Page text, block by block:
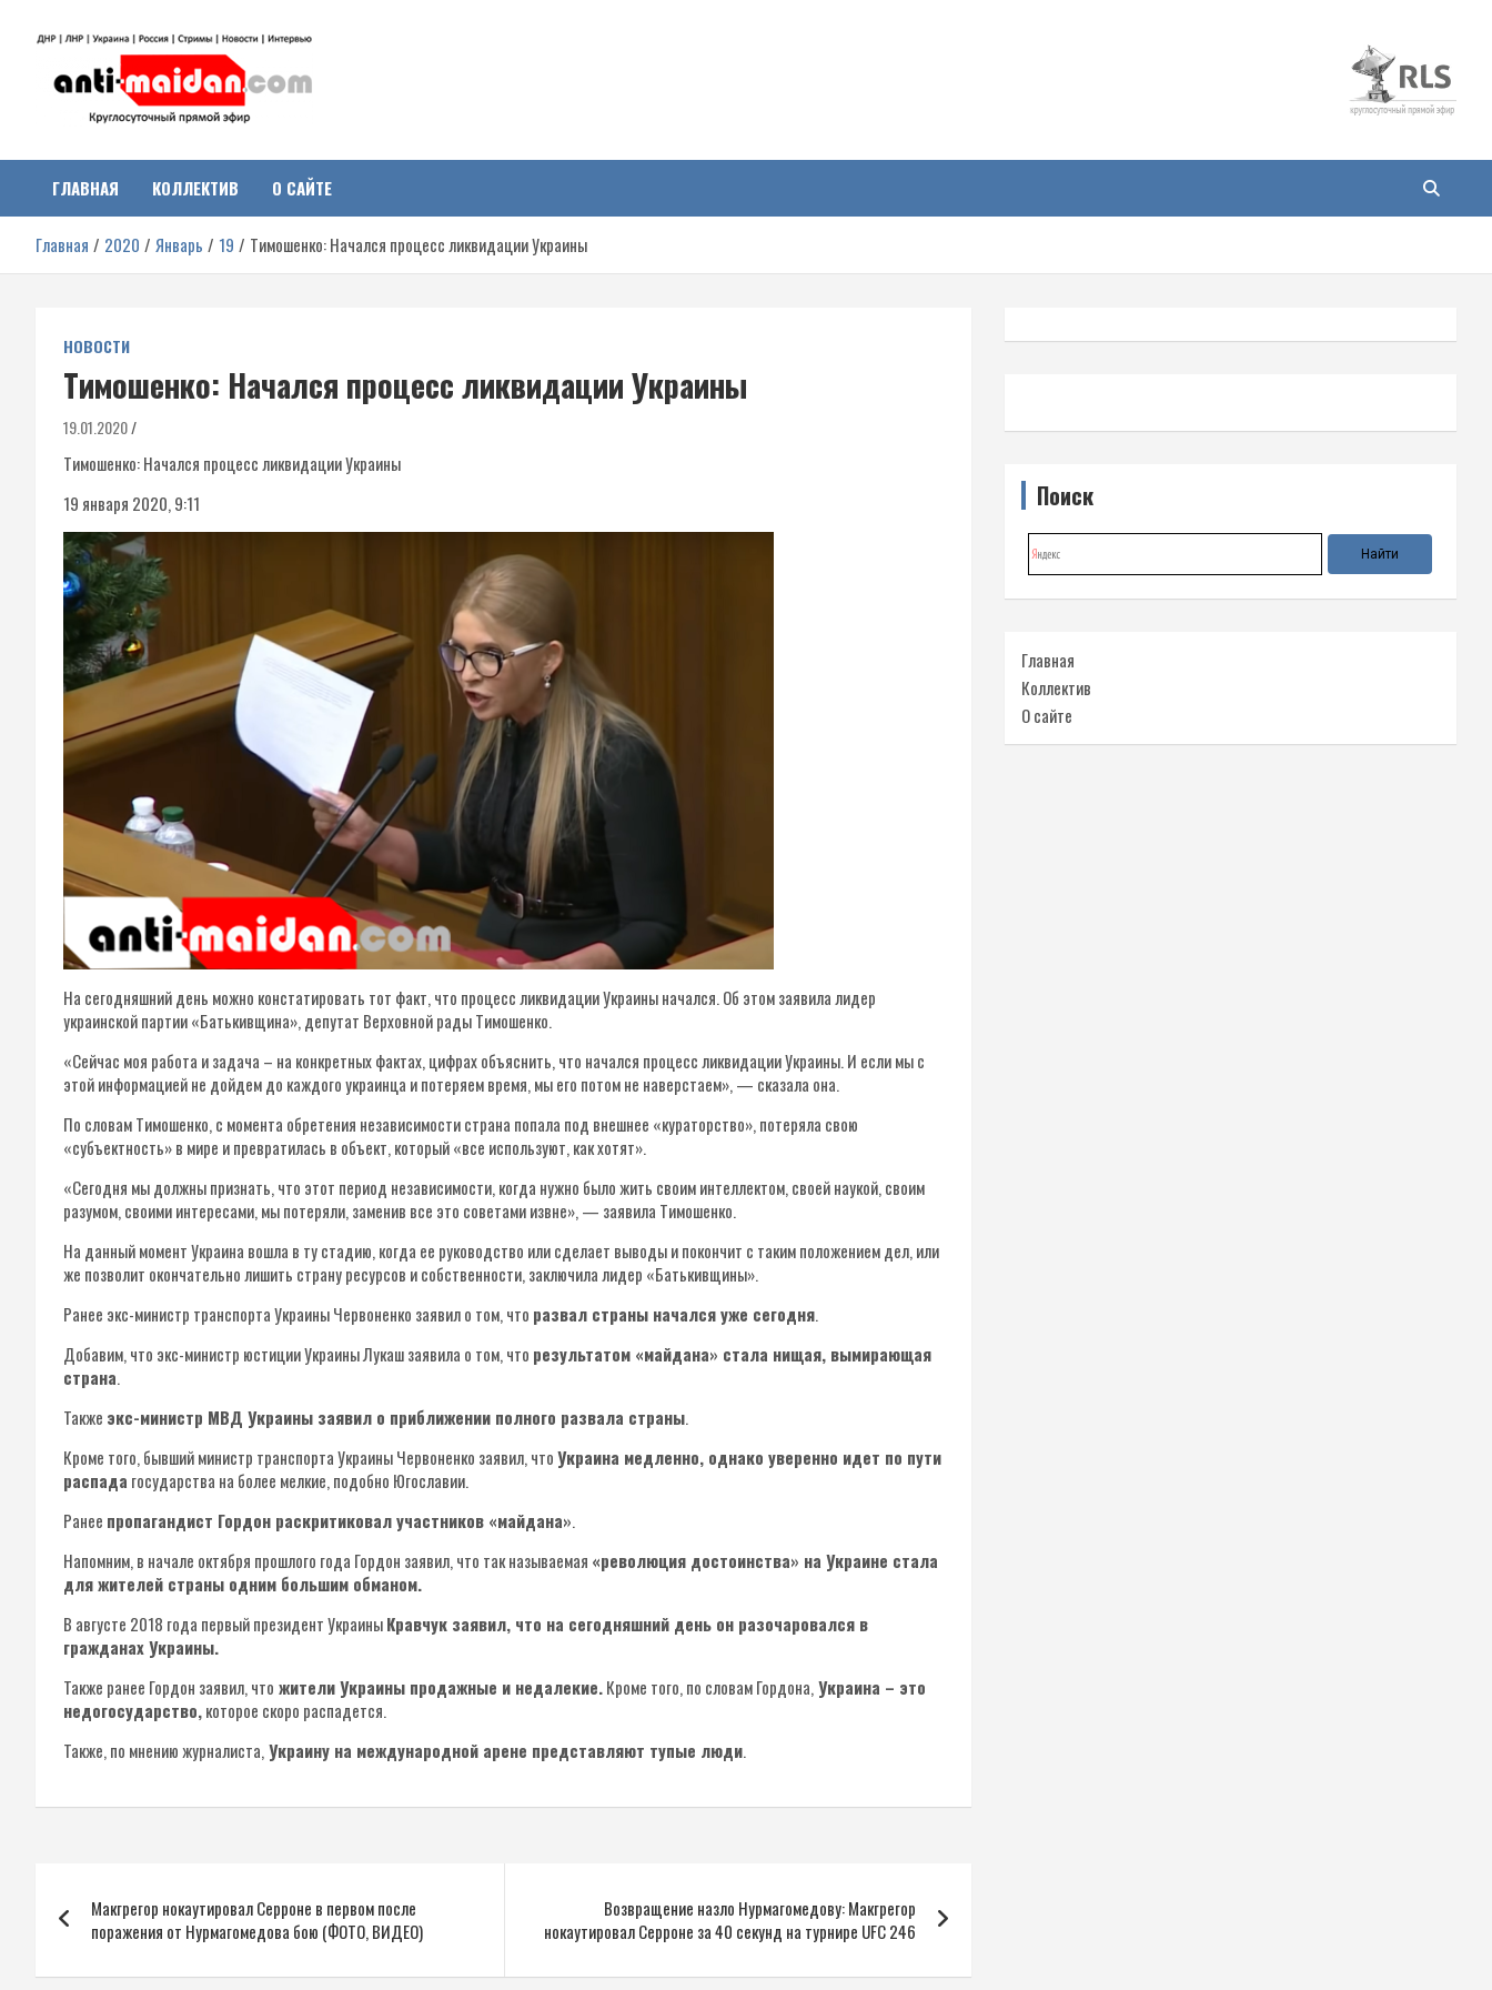
Антимайдан:
Гражданская война на
Украине
о гражданской войне на Украине, включая события в Новороссии,
ДНР, ЛНР и других регионах.
ГЛАВНАЯ КОЛЛЕКТИВ О САЙТЕ
Главная 2020 Январь 19 Тимошенко: Начался процесс ликвидации Украины
НОВОСТИ
Тимошенко: Начался процесс ликвидации Украины
19.01.2020
Тимошенко: Начался процесс ликвидации Украины
19 января 2020, 9:11
На сегодняшний день можно констатировать тот факт, что процесс ликвидации Украины начался. Об этом заявила лидер
украинской партии «Батькивщина», депутат Верховной рады Тимошенко.
«Сейчас моя работа и задача – на конкретных фактах, цифрах объяснить, что начался процесс ликвидации Украины. И если мы с
этой информацией не дойдем до каждого украинца и потеряем время, мы его потом не наверстаем», — сказала она.
По словам Тимошенко, с момента обретения независимости страна попала под внешнее «кураторство», потеряла свою
«субъектность» в мире и превратилась в объект, который «все используют, как хотят».
«Сегодня мы должны признать, что этот период независимости, когда нужно было жить своим интеллектом, своей наукой, своим
разумом, своими интересами, мы потеряли, заменив все это советами извне», — заявила Тимошенко.
На данный момент Украина вошла в ту стадию, когда ее руководство или сделает выводы и покончит с таким положением дел, или
же позволит окончательно лишить страну ресурсов и собственности, заключила лидер «Батькивщины».
Ранее экс-министр транспорта Украины Червоненко заявил о том, что развал страны начался уже сегодня.
Добавим, что экс-министр юстиции Украины Лукаш заявила о том, что результатом «майдана» стала нищая, вымирающая
страна.
Также экс-министр МВД Украины заявил о приближении полного развала страны.
Кроме того, бывший министр транспорта Украины Червоненко заявил, чтоУкраина медленно, однако уверенно идет по пути
распада государства на более мелкие, подобно Югославии.
Ранее пропагандист Гордон раскритиковал участников «майдана».
Напомним, в начале октября прошлого года Гордон заявил, что так называемая «революция достоинства» на Украине стала
для жителей страны одним большим обманом.
В августе 2018 года первый президент УкраиныКравчук заявил, что на сегодняшний день он разочаровался в
гражданах Украины.
Также ранее Гордон заявил, что жители Украины продажные и недалекие.Кроме того, по словам Гордона, Украина – это
недогосударство,которое скоро распадется.
Также, по мнению журналиста, Украину на международной арене представляют тупые люди.
по
записям
Макгрегор нокаутировал Серроне в первом после
поражения от Нурмагомедова бою (ФОТО, ВИДЕО)
Возвращение назло Нурмагомедову: Макгрегор
нокаутировал Серроне за 40 секунд на турнире UFC 246
Поиск
Главная
Коллектив
О сайте